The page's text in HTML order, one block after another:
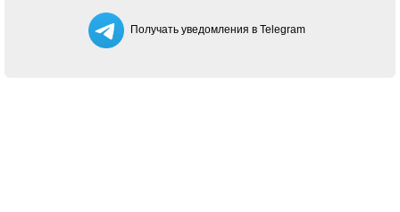
Получать уведомления в Telegram